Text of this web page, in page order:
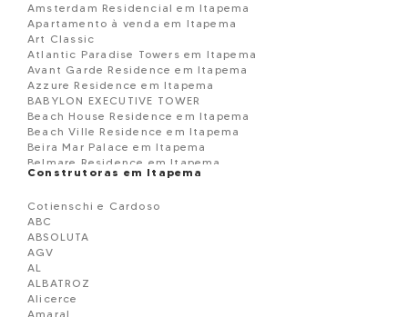
Amsterdam Residencial em Itapema
Apartamento à venda em Itapema
Art Classic
Atlantic Paradise Towers em Itapema
Avant Garde Residence em Itapema
Azzure Residence em Itapema
BABYLON EXECUTIVE TOWER
Beach House Residence em Itapema
Beach Ville Residence em Itapema
Beira Mar Palace em Itapema
Belmare Residence em Itapema
BELVEDERE
Blue View em Itapema
Boulevard Dois 86 em Itapema
BOURBON RESIDENCE
Brandemburgo Residence em Itapema
BRISA DO MAR
Brooklyn Tower em Itapema
Campo Verde Loteamento em Itapema
Construtoras em Itapema
Cotienschi e Cardoso
ABC
ABSOLUTA
AGV
AL
ALBATROZ
Alicerce
Amaral